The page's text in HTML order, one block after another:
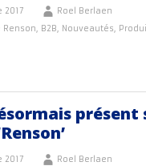
2017
Roel Berlaen
Renson, B2B, Nouveautés,
présent
2017
Roel Berlaen